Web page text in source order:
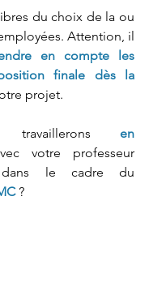
Attention, il
en compte les
finale dès la
projet.
travaillerons
en
votre professeur
dans le cadre du
?